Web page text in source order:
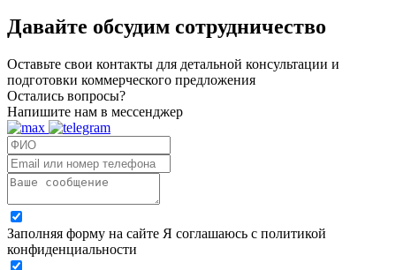
Давайте обсудим сотрудничество
Оставьте свои контакты для детальной консультации и
подготовки коммерческого предложения
Остались вопросы?
Напишите нам в мессенджер
Заполняя форму на сайте Я соглашаюсь с политикой
конфиденциальности